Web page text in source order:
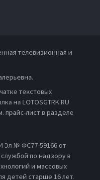
телевизионная и
текстовых
на LOTOSGTRK.RU
прайс-лист в разделе
Эл № ФС77-59166 от
по надзору в
и массовых
детей старше 16 лет.